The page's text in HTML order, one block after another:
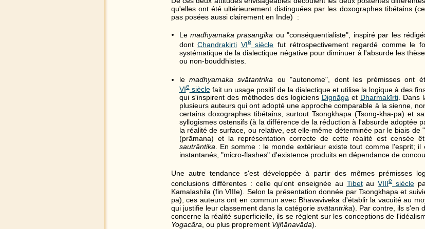
qu'elles ont été ultérieurement distinguées par les doxographes tibétains
pas posées aussi clairement en Inde) :
Le madhyamaka prāsangika ou "conséquentialiste", inspiré par les
dontChandrakirti VIesiècle fut rétrospectivement regardé comme le
systématique de la dialectique négative pour diminuer à l'absurde les
ou non-bouddhistes.
le madhyamaka svātantrika ou "autonome", dont les prémisses ont
VIesièclefait un usage positif de la dialectique et utilise la logique à des
qui s'inspirent des méthodes des logiciens Dignāgaet Dharmakīrti. Dans
plusieurs auteurs qui ont adopté une approche comparable à la sienne,
certains doxographes tibétains, surtout Tsongkhapa (Tsong-kha-pa) et
syllogismes ostensifs (à la différence de la réduction à l'absurde adoptée
la réalité de surface, ou relative, est elle-même déterminée par le biais de
(prāmana) et la représentation correcte de cette réalité est censée
sautrāntika. En somme : le monde extérieur existe tout comme l'esprit; il
instantanés, "micro-flashes" d'existence produits en dépendance de
Une autre tendance s'est développée à partir des mêmes prémisses
conclusions différentes : celle qu'ont enseignée au TibetauVIIIesiècle
Kamalashila (fin VIIIe). Selon la présentation donnée par Tsongkhapa et
pa), ces auteurs ont en commun avec Bhāvaviveka d'établir la vacuité au
qui justifie leur classement dans la catégorie svātantrika). Par contre, ils s'en
concerne la réalité superficielle, ils se règlent sur les conceptions de
Yogacāra , ou plus proprement Vijñānavāda).